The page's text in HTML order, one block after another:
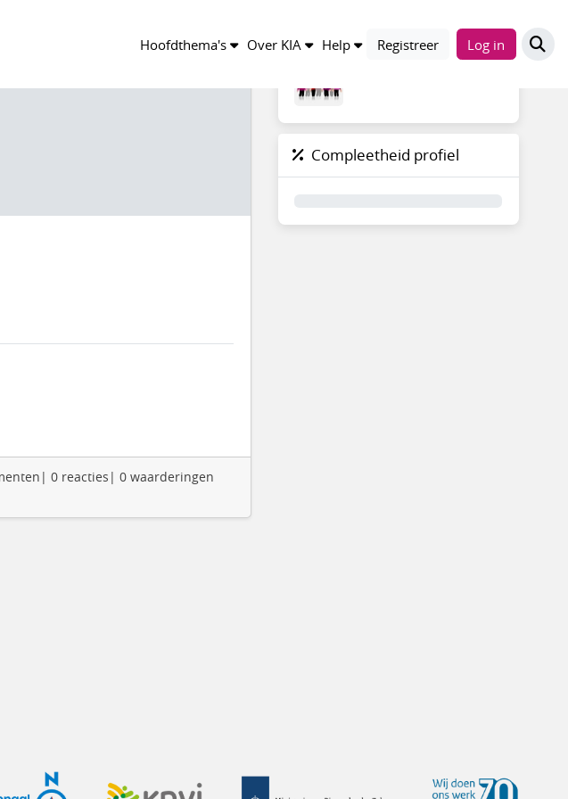
Hoofdthema's Over KIA Help Registreer Log in
0 reacties| 0 waarderingen
Compleetheid profiel